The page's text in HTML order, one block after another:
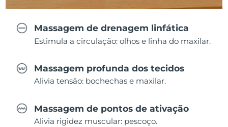
Massagem de drenagem linfática
Estimula a circulação: olhos e linha do maxilar.
Massagem profunda dos tecidos
Alivia tensão: bochechas e maxilar.
Massagem de pontos de ativação
Alivia rigidez muscular: pescoço.